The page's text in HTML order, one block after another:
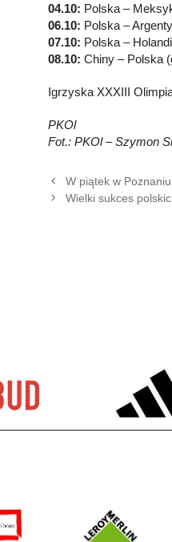
04.10: Polska –
06.10: Polska –
07.10: Polska –
08.10: Chiny – Polska
Igrzyska XXXIII
PKOl
Fot.: PKOl – Szymon
W piątek w
Wielki sukces